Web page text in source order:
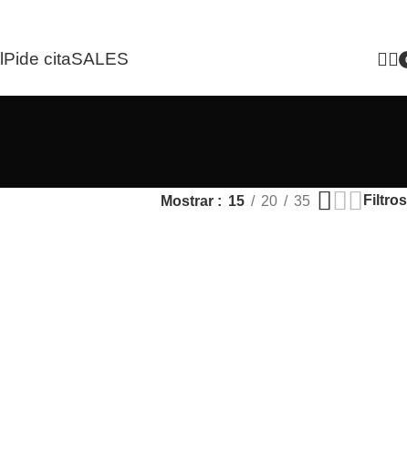
Pide citaSALES
Mostrar 15 20 35 Filtros